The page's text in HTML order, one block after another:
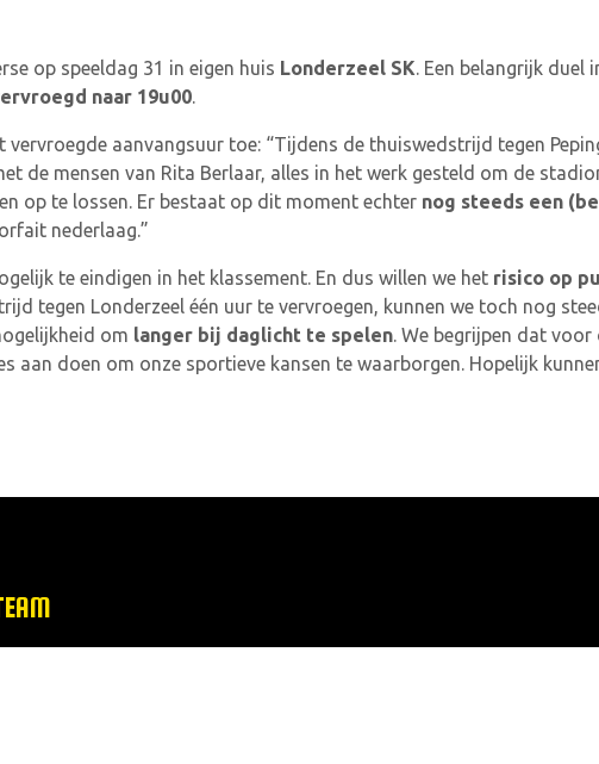
op speeldag 31 in eigen huis Londerzeel SK. Een belangrijk duel
naar 19u00.
aanvangsuur toe: “Tijdens de thuiswedstrijd tegen
de mensen van Rita Berlaar, alles in het werk gesteld om de
op te lossen. Er bestaat op dit moment echter nog steeds een
nederlaag.”
te eindigen in het klassement. En dus willen we het risico op
tegen Londerzeel één uur te vervroegen, kunnen we toch nog
om langer bij daglicht te spelen. We begrijpen dat
aan doen om onze sportieve kansen te waarborgen. Hopelijk